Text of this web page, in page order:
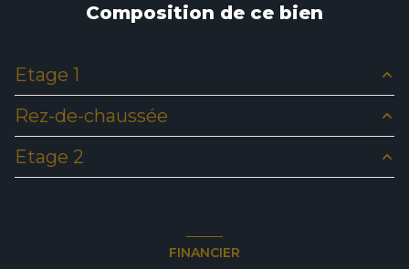
Composition de ce bien
Etage 1
chambre
Rez-de-chaussée
salon/sejour
Etage 2
FINANCIER